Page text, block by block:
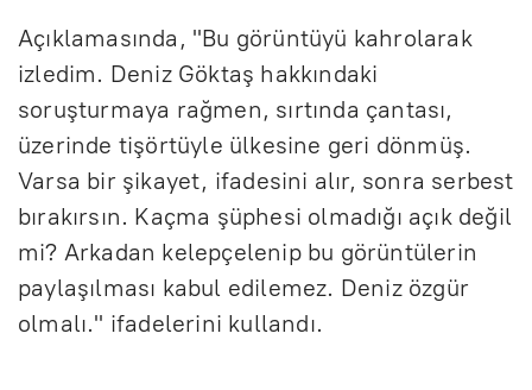
Açıklamasında, "Bu görüntüyü kahrolarak
izledim. Deniz Göktaş hakkındaki
soruşturmaya rağmen, sırtında çantası,
üzerinde tişörtüyle ülkesine geri dönmüş.
Varsa bir şikayet, ifadesini alır, sonra serbest
bırakırsın. Kaçma şüphesi olmadığı açık değil
mi? Arkadan kelepçelenip bu görüntülerin
paylaşılması kabul edilemez. Deniz özgür
olmalı." ifadelerini kullandı.